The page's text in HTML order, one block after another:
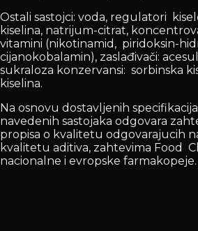
Ostali sastojci: voda, regulatori
kiselina, natrijum-citrat,
vitamini (nikotinamid, piridoksin-
cijanokobalamin), zaslađivači:
sukraloza konzervansi: sorbinska
kiselina.
Na osnovu dostavljenih
navedenih sastojaka odgovara
propisa o kvalitetu odgovarajucih
kvalitetu aditiva, zahtevima Food
nacionalne i evropske farmakopeje.